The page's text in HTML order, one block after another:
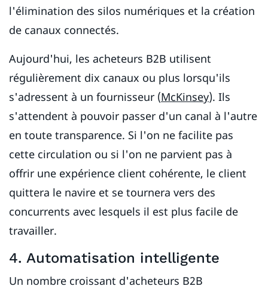
l'élimination des silos numériques et la création
de canaux connectés.
Aujourd'hui, les acheteurs B2B utilisent
régulièrement dix canaux ou plus lorsqu'ils
s'adressent à un fournisseur (McKinsey). Ils
s'attendent à pouvoir passer d'un canal à l'autre
en toute transparence. Si l'on ne facilite pas
cette circulation ou si l'on ne parvient pas à
offrir une expérience client cohérente, le client
quittera le navire et se tournera vers des
concurrents avec lesquels il est plus facile de
travailler.
4. Automatisation intelligente
Un nombre croissant d'acheteurs B2B